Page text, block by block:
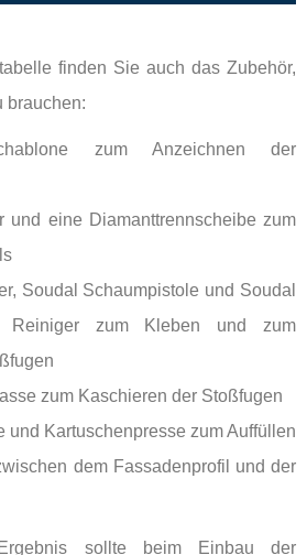
finden Sie auch das Zubehör,
brauchen:
zum Anzeichnen der
und eine Diamanttrennscheibe zum
Soudal Schaumpistole und Soudal
Reiniger zum Kleben und zum
zum Kaschieren der Stoßfugen
und Kartuschenpresse zum Auffüllen
dem Fassadenprofil und der
sollte beim Einbau der